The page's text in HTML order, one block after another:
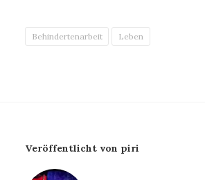
Behindertenarbeit Leben
Veröffentlicht von piri